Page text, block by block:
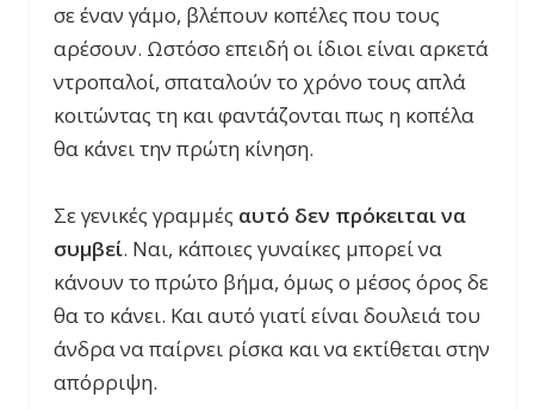
σε έναν γάμο, βλέπουν κοπέλες που τους
αρέσουν. Ωστόσο επειδή οι ίδιοι είναι αρκετά
ντροπαλοί, σπαταλούν το χρόνο τους απλά
κοιτώντας τη και φαντάζονται πως η κοπέλα
θα κάνει την πρώτη κίνηση.
Σε γενικές γραμμές αυτό δεν πρόκειται να
συμβεί. Ναι, κάποιες γυναίκες μπορεί να
κάνουν το πρώτο βήμα, όμως ο μέσος όρος δε
θα το κάνει. Και αυτό γιατί είναι δουλειά του
άνδρα να παίρνει ρίσκα και να εκτίθεται στην
απόρριψη.